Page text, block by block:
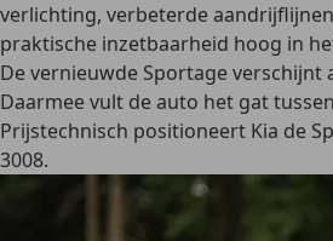
verlichting, verbeterde
praktische inzetbaarheid hoog in
De vernieuwde Sportage
Daarmee vult de auto het gat
Prijstechnisch positioneert Kia de
3008.